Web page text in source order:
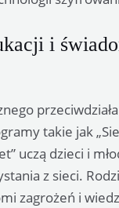
i
takie jak
uczą dzieci i
z sieci.
zagrożeń i